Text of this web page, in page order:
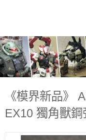
《模界新品》
EX10 獨角獸